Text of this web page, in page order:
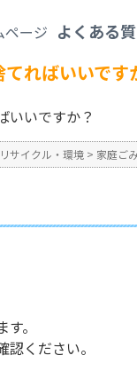
よくある
てればいいです
いいですか？
サイクル・環境 > 家庭ご
。
認ください。